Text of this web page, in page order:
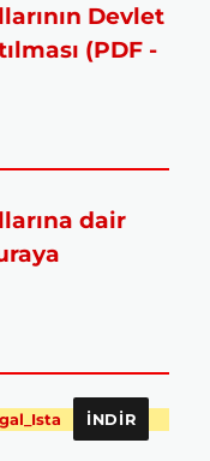
Devlet
(PDF -
dair
İNDIR